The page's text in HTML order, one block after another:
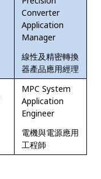
Converter
Application
Manager
線性及精密轉換
器產品應用經理
MPC System
Application
Engineer
電機與電源應用
工程師